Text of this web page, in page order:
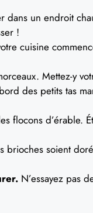
dans un endroit
!
cuisine
Mettez-y
des petits tas
flocons d’érable.
brioches soient
N’essayez pas